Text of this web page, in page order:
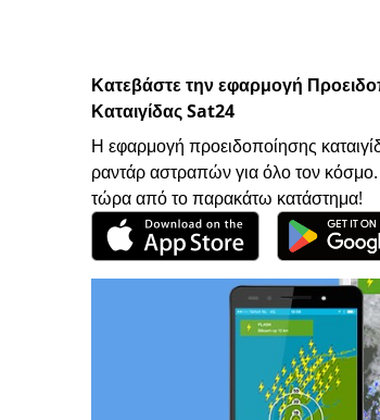
Κατεβάστε την εφαρμογή
Καταιγίδας Sat24
Η εφαρμογή προειδοποίησης
ραντάρ αστραπών για όλο τον
τώρα από το παρακάτω κατάστημα!